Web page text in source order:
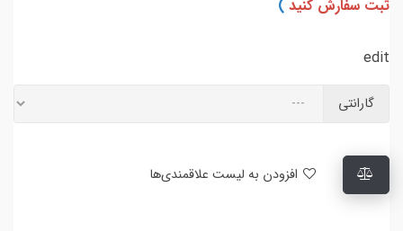
ثبت سفارش کنید )
edit
گارانتی